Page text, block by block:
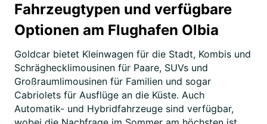
Fahrzeugtypen und verfügbare
Optionen am Flughafen Olbia
Goldcar bietet Kleinwagen für die Stadt, Kombis und
Schräghecklimousinen für Paare, SUVs und
Großraumlimousinen für Familien und sogar
Cabriolets für Ausflüge an die Küste. Auch
Automatik- und Hybridfahrzeuge sind verfügbar,